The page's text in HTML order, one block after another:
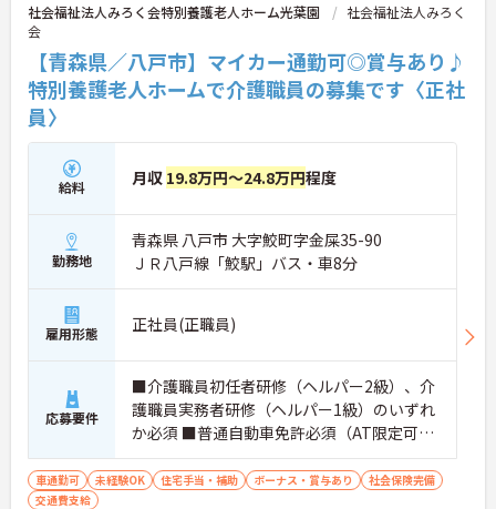
社会福祉法人みろく会特別養護老人ホーム光葉園
社会福祉法人みろく
会
【青森県／八戸市】マイカー通勤可◎賞与あり♪
特別養護老人ホームで介護職員の募集です〈正社
員〉
給料 月収 19.8万円～24.8万円程度
勤務地
青森県 八戸市 大字鮫町字金屎35-90
ＪＲ八戸線「鮫駅」バス・車8分
雇用形態 正社員(正職員)
応募要件
■介護職員初任者研修（ヘルパー2級）、介
護職員実務者研修（ヘルパー1級）のいずれ
か必須 ■普通自動車免許必須（AT限定可）
■経験必須 ■必要なＰＣスキル：簡単な
入力程度
車通勤可 未経験OK 住宅手当・補助 ボーナス・賞与あり
社会保険完備
交通費支給